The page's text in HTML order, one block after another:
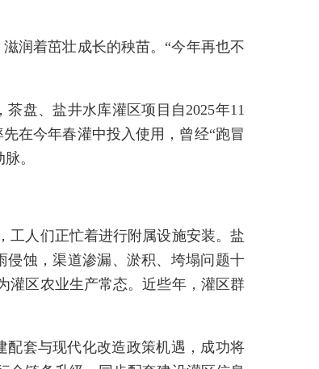
润着茁壮成长的秧苗。“今年再也不
盘、盐井水库灌区项目自2025年11
在今年春灌中投入使用，曾经“跑冒
。
工人们正忙着进行附属设施安装。盐
蚀，渠道渗漏、淤积、垮塌问题十
灌区农业生产常态。近些年，灌区群
配套与现代化改造政策机遇，成功将